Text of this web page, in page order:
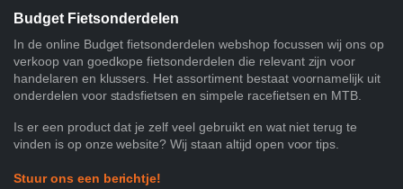
Budget Fietsonderdelen
In de online Budget fietsonderdelen webshop focussen wij ons op
verkoop van goedkope fietsonderdelen die relevant zijn voor
handelaren en klussers. Het assortiment bestaat voornamelijk uit
onderdelen voor stadsfietsen en simpele racefietsen en MTB.
Is er een product dat je zelf veel gebruikt en wat niet terug te
vinden is op onze website? Wij staan altijd open voor tips.
Stuur ons een berichtje!